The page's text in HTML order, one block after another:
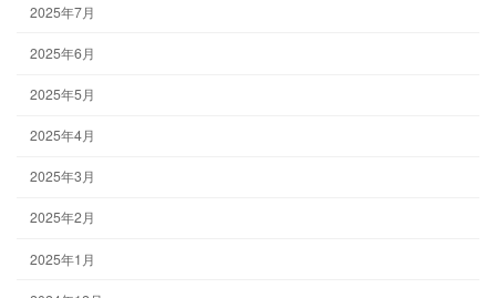
2025年7月
2025年6月
2025年5月
2025年4月
2025年3月
2025年2月
2025年1月